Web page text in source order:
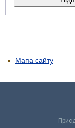
Мапа сайту